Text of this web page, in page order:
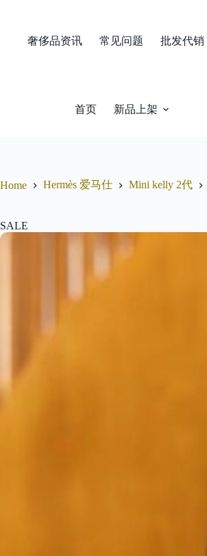
奢侈品资讯
常见问题 批发代销
首页 新品上架
Home Hermès 爱马仕 Mini kelly 2代
SALE